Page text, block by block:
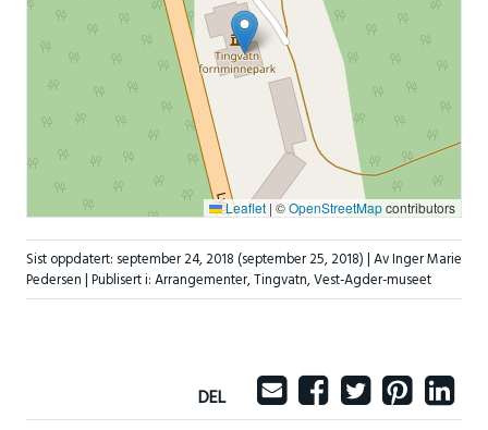
Leaflet | ©OpenStreetMapcontributors
Sist oppdatert: september 24, 2018 (september 25, 2018)| Av Inger Marie
Pedersen |Publisert i:Arrangementer,Tingvatn,Vest-Agder-museet
DEL